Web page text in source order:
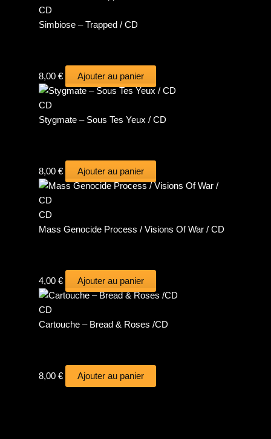
CD
Simbiose – Trapped / CD
8,00 € Ajouter au panier
CD
Stygmate – Sous Tes Yeux / CD
8,00 € Ajouter au panier
CD
Mass Genocide Process / Visions Of War / CD
4,00 € Ajouter au panier
CD
Cartouche – Bread & Roses /CD
8,00 € Ajouter au panier